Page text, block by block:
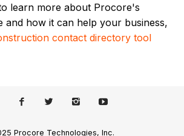
learn more about Procore's
and how it can help your business,
contact directory tool
Procore Technologies, Inc.